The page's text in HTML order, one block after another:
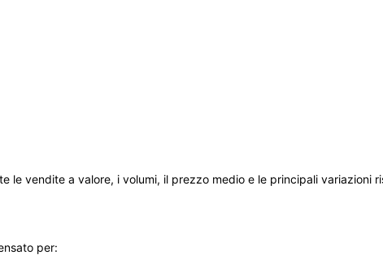
le vendite a valore, i volumi, il prezzo medio e le principali variazioni
per: